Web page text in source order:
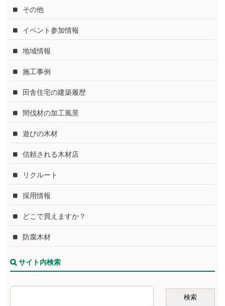
その他
イベント参加情報
地域情報
施工事例
田舎住宅の建築履歴
間伐材の加工風景
遊びの木材
信頼される木材店
リクルート
採用情報
どこで買えますか？
防腐木材
サイト内検索